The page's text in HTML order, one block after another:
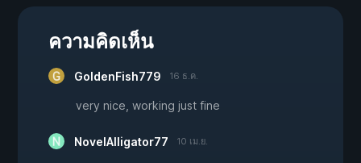
ความคิดเห็น
GoldenFish779 16 ธ.ค.
very nice, working just fine
NovelAlligator77 10 เม.ย.